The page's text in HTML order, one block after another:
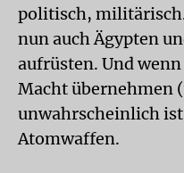
politisch,
nun auch Ägypten
aufrüsten. Und
Macht übernehmen
unwahrscheinlich
Atomwaffen.